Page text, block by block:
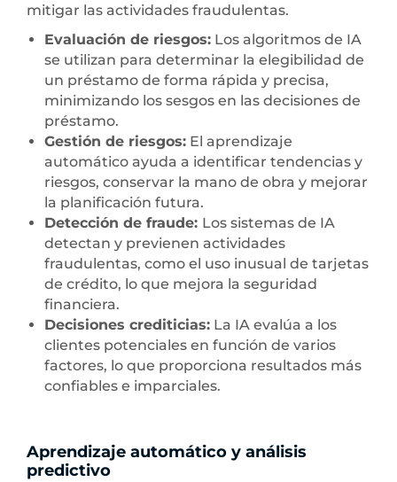
mitigar las actividades fraudulentas.
Evaluación de riesgos: Los algoritmos de IA
se utilizan para determinar la elegibilidad de
un préstamo de forma rápida y precisa,
minimizando los sesgos en las decisiones de
préstamo.
Gestión de riesgos: El aprendizaje
automático ayuda a identificar tendencias y
riesgos, conservar la mano de obra y mejorar
la planificación futura.
Detección de fraude: Los sistemas de IA
detectan y previenen actividades
fraudulentas, como el uso inusual de tarjetas
de crédito, lo que mejora la seguridad
financiera.
Decisiones crediticias: La IA evalúa a los
clientes potenciales en función de varios
factores, lo que proporciona resultados más
confiables e imparciales.
Aprendizaje automático y análisis
predictivo